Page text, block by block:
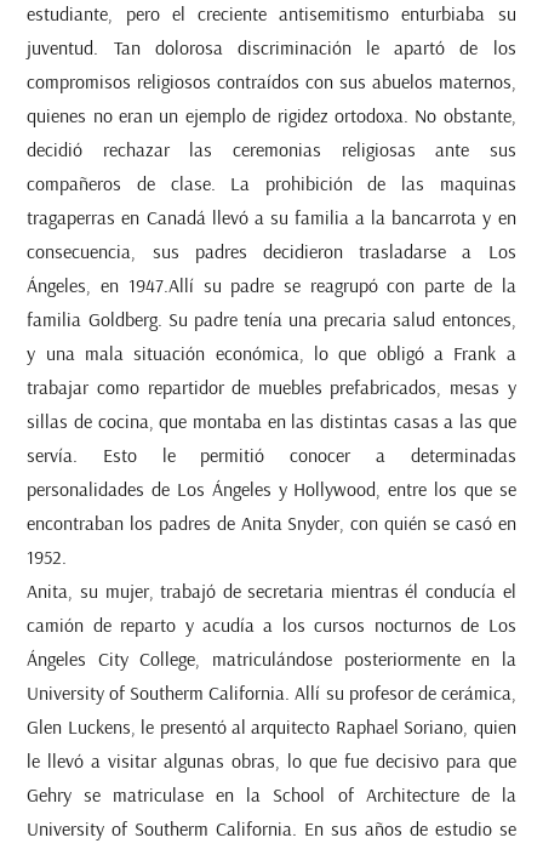
estudiante, pero el creciente antisemitismo enturbiaba su
juventud. Tan dolorosa discriminación le apartó de los
compromisos religiosos contraídos con sus abuelos maternos,
quienes no eran un ejemplo de rigidez ortodoxa. No obstante,
decidió rechazar las ceremonias religiosas ante sus
compañeros de clase. La prohibición de las maquinas
tragaperras en Canadá llevó a su familia a la bancarrota y en
consecuencia, sus padres decidieron trasladarse a Los
Ángeles, en 1947.Allí su padre se reagrupó con parte de la
familia Goldberg. Su padre tenía una precaria salud entonces,
y una mala situación económica, lo que obligó a Frank a
trabajar como repartidor de muebles prefabricados, mesas y
sillas de cocina, que montaba en las distintas casas a las que
servía. Esto le permitió conocer a determinadas
personalidades de Los Ángeles y Hollywood, entre los que se
encontraban los padres de Anita Snyder, con quién se casó en
1952.
Anita, su mujer, trabajó de secretaria mientras él conducía el
camión de reparto y acudía a los cursos nocturnos de Los
Ángeles City College, matriculándose posteriormente en la
University of Southerm California. Allí su profesor de cerámica,
Glen Luckens, le presentó al arquitecto Raphael Soriano, quien
le llevó a visitar algunas obras, lo que fue decisivo para que
Gehry se matriculase en la School of Architecture de la
University of Southerm California. En sus años de estudio se